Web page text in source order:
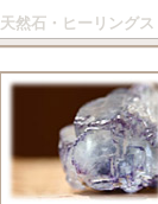
天然石・ヒーリング